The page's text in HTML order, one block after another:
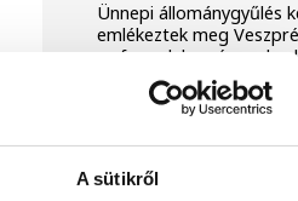
A sütikről
Ünnepi állománygyűlés
emlékeztek meg
es forradalom és
eseményeiről. Az
ezredes mondott
korszak hősei előtt
magyar történelem
időszakát. Az
elismeréseket is átadtak.